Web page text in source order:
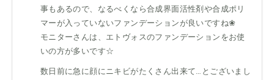
事もあるので、なるべくなら合成界面活性剤や合成ポリ
マーが入っていないファンデーションが良いですね❀
モニターさんは、エトヴォスのファンデーションをお使
いの方が多いです☆
数日前に急に顔にニキビがたくさん出来て…とございまし